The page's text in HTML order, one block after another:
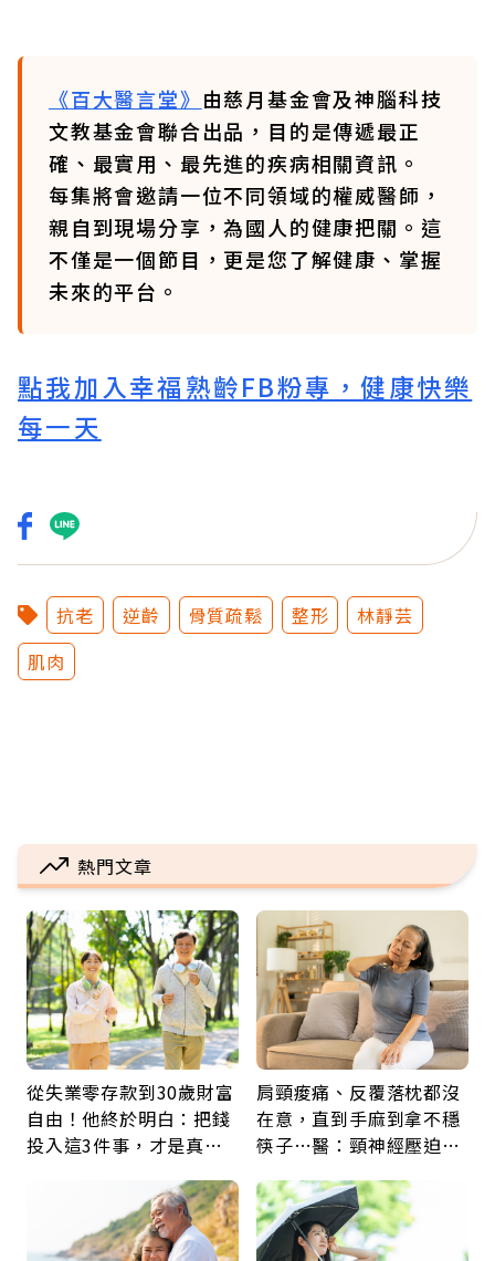
《百大醫言堂》 由慈月基金會及神腦科技
文教基金會聯合出品，目的是傳遞最正
確、最實用、最先進的疾病相關資訊。
每集將會邀請一位不同領域的權威醫師，
親自到現場分享，為國人的健康把關。這
不僅是一個節目，更是您了解健康、掌握
未來的平台。
點我加入幸福熟齡FB粉專，健康快樂
每一天
抗老 逆齡 骨質疏鬆 整形
林靜芸
肌肉
熱門文章
從失業零存款到30歲財富
自由！他終於明白：把錢
投入這3件事，才是真正
肩頸痠痛、反覆落枕都沒
在意，直到手麻到拿不穩
筷子…醫：頸神經壓迫上
鍵